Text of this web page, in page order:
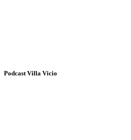
Podcast Villa Vicio